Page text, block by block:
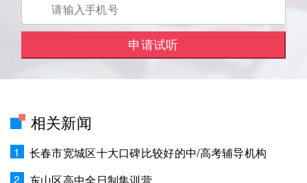
相关新闻
1
长春市宽城区十大口碑比较好的中/高考辅导机构
2
东山区高中全日制集训营